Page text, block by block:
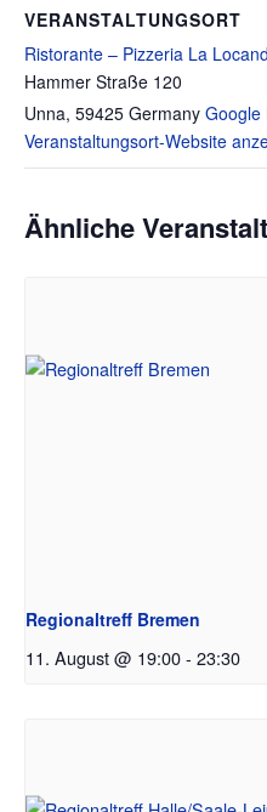
VERANSTALTUNGSORT
Ristorante – Pizzeria La
Hammer Straße 120
Unna, 59425 Germany Google
Veranstaltungsort-Website
Ähnliche
Regionaltreff Bremen
11. August @ 19:00- 23:30